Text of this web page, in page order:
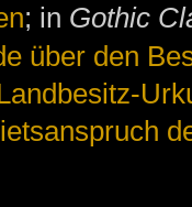
; in Gothic
über den